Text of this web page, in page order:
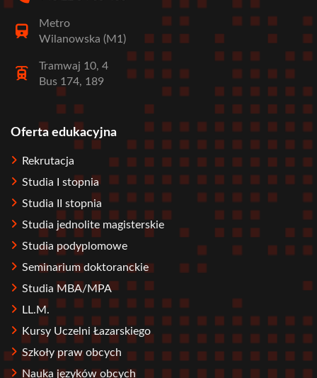
Metro
Wilanowska (M1)
Tramwaj 10, 4
Bus 174, 189
Stopka
Oferta edukacyjna
Rekrutacja
Studia I stopnia
Studia II stopnia
Studia jednolite magisterskie
Studia podyplomowe
Seminarium doktoranckie
Studia MBA/MPA
LL.M.
Kursy Uczelni Łazarskiego
Szkoły praw obcych
Nauka języków obcych